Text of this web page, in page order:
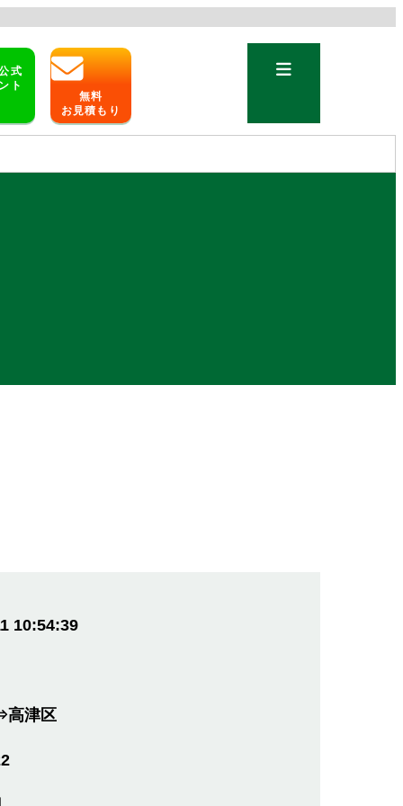
式
ト
無料
お見積もり
10:54:39
高津区